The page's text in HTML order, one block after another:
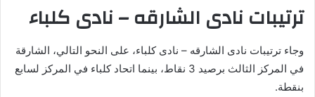
ترتيبات ‎نادى الشارقه – نادى كلباء
وجاء ترتيبات ‎نادى الشارقه – نادى كلباء، على النحو التالي، الشارقة
في المركز الثالث برصيد 3 نقاط، بينما اتحاد كلباء في المركز لسابع
بنقطة.